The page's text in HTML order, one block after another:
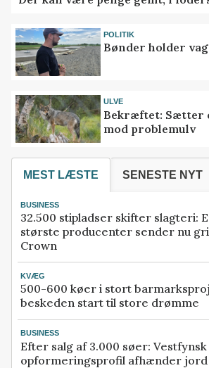
POLITIK
Bønder holder
ULVE
Bekræftet: Sætter
mod problemulv
MEST LÆSTE SENESTE NYT
BUSINESS
32.500 stipladser skifter slagteri:
største producenter sender nu
Crown
KVÆG
500-600 køer i stort
beskeden start til store drømme
BUSINESS
Efter salg af 3.000 søer: Vestfynsk
opformeringsprofil afhænder